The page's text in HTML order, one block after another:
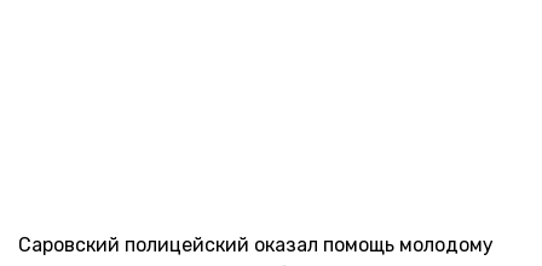
Саровский полицейский оказал помощь молодому